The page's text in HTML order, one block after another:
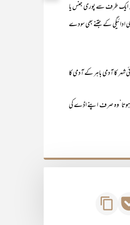
کہ ایک طرف سے پوری جنس یا
ادائیگی کے جتنے بھی سودے
شہر کا آدمی باہر کے آدمی کا
ہوتا‘ وہ صرف اپنے اڈے کی